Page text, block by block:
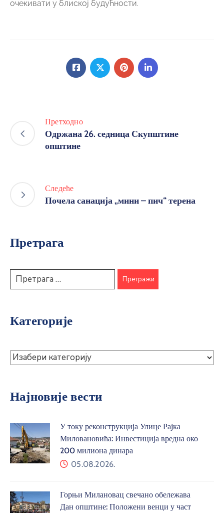
очекивати у блиској будућности.
Претходно
Одржана 26. седница Скупштине
општине
Следеће
Почела санација „мини – пич“ терена
Претрага
Категорије
Најновије вести
У току реконструкција Улице Рајка
Миловановића: Инвестиција вредна око
200 милиона динара
05.08.2026.
Горњи Милановац свечано обележава
Дан општине: Положени венци у част